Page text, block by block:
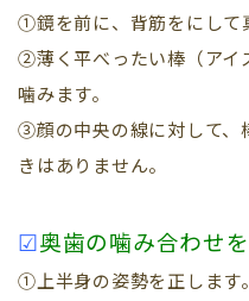
①鏡を前に、背筋をにして
②薄く平べったい棒（アイ
噛みます。
③顔の中央の線に対して、
きはありません。
☑奥歯の噛み合わせ
①上半身の姿勢を正します。